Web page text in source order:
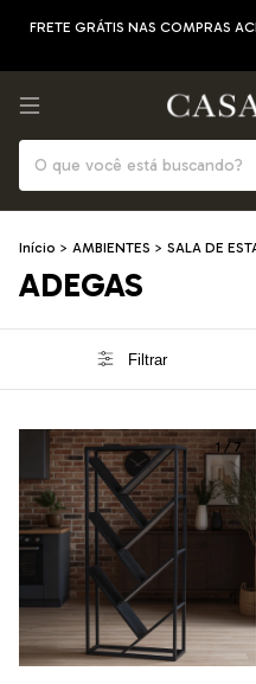
FRETE GRÁTIS NAS COMPRAS
Início > AMBIENTES > SALA DE
ADEGAS
Filtrar
1 /7